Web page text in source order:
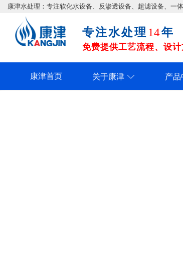
康津水处理：专注软化水设备、反渗透设备、超滤设备、一
专注水处理 14年
免费提供工艺流程、设
康津首页 关于康津 产品